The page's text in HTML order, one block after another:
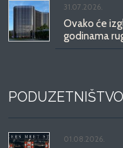
31.07.2026.
Ovako će
godinama
PODUZETNIŠTVO
01.08.2026.